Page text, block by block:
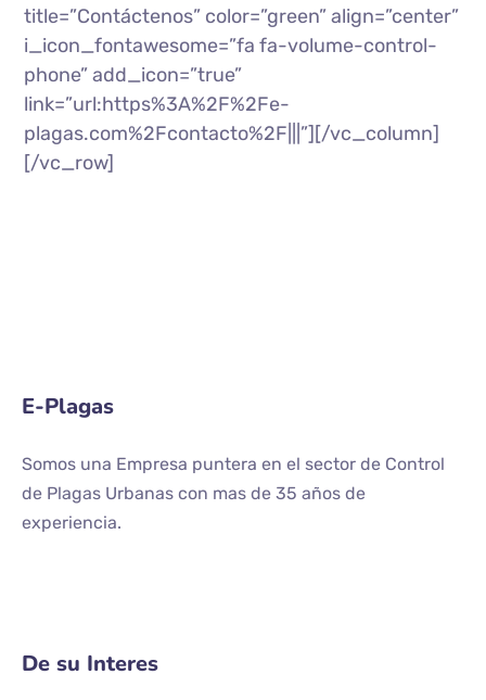
title=”Contáctenos” color=”green” align=”center”
i_icon_fontawesome=”fa fa-volume-control-
phone” add_icon=”true”
link=”url:https%3A%2F%2Fe-
plagas.com%2Fcontacto%2F|||”][/vc_column]
[/vc_row]
E-Plagas
Somos una Empresa puntera en el sector de Control
de Plagas Urbanas con mas de 35 años de
experiencia.
De su Interes